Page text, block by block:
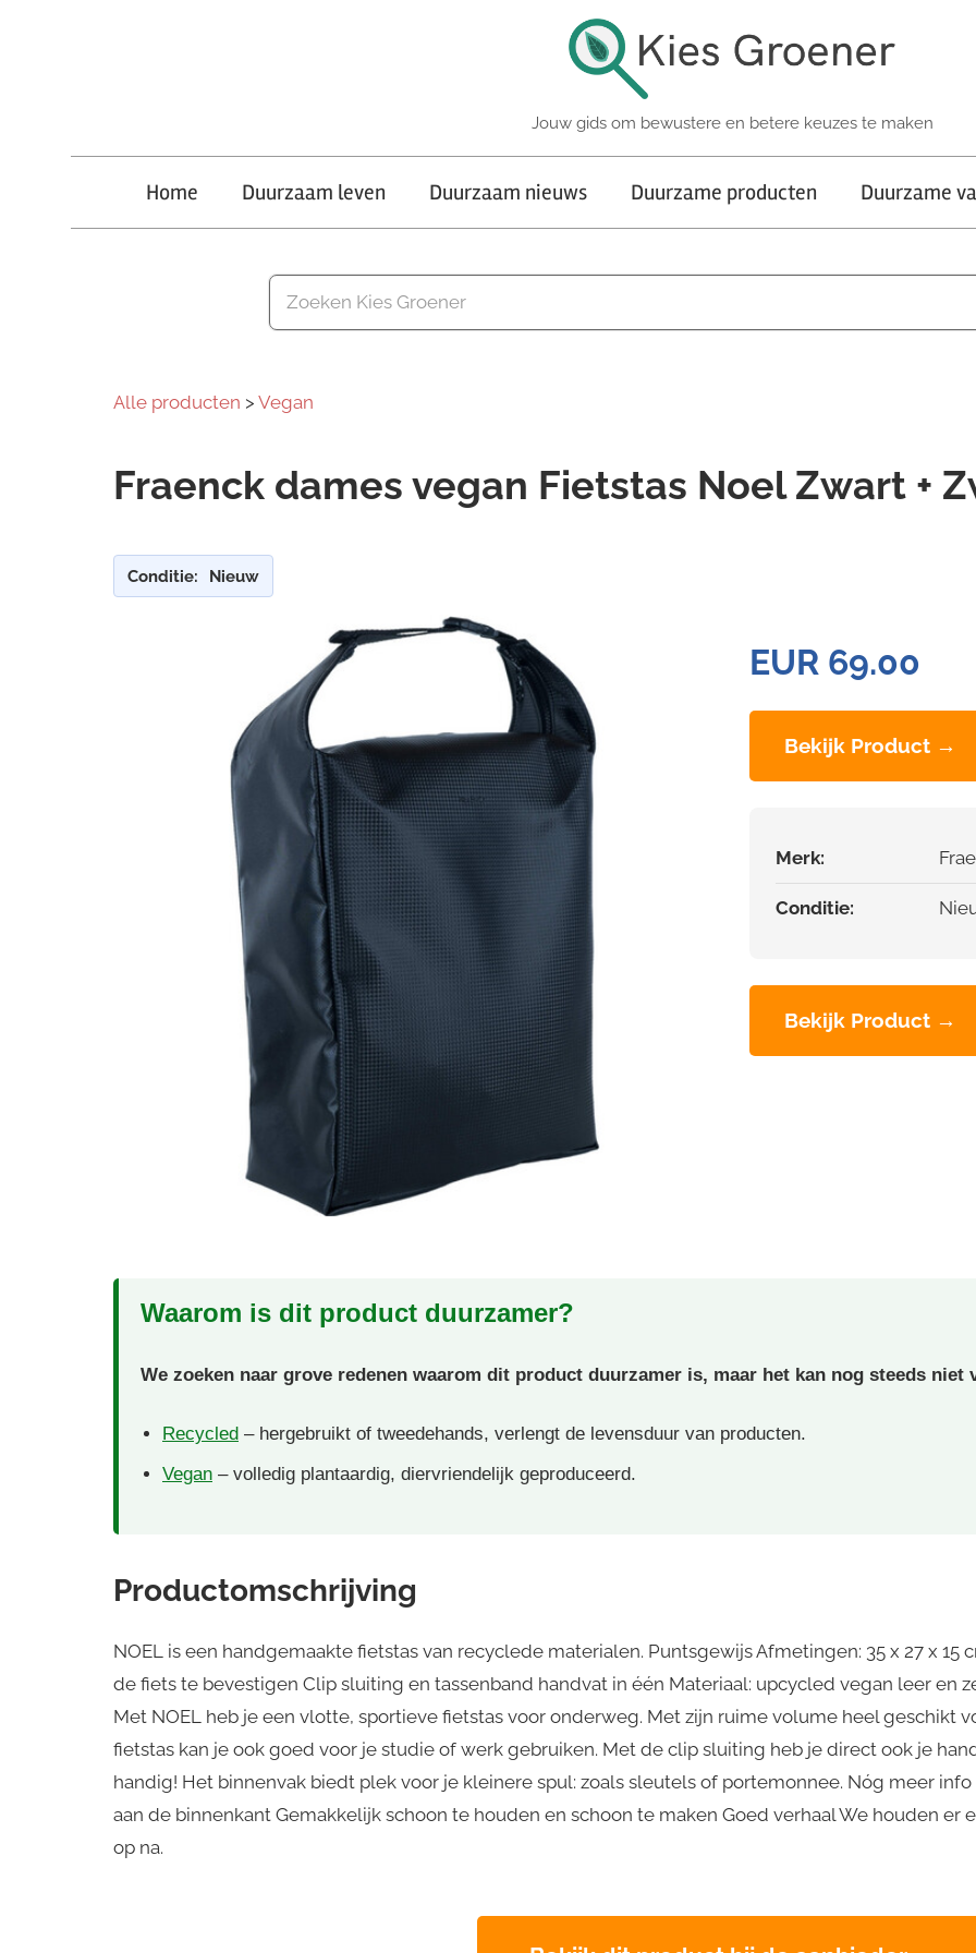
Kies
Groener
Jouw gids om bewustere en betere keuzes te maken
Home Duurzaam leven Duurzaam nieuws Duurzame producten Duurzame
Alle producten > Vegan
Fraenck dames vegan Fietstas Noel Zwart +
Conditie: Nieuw
EUR 69.00
Bekijk Product →
Merk:
Conditie:
Bekijk Product →
Waarom is dit product duurzamer?
We zoeken naar grove redenen waarom dit product duurzamer is, maar het kan nog steeds niet
Recycled – hergebruikt of tweedehands, verlengt de levensduur van producten.
Vegan – volledig plantaardig, diervriendelijk geproduceerd.
Productomschrijving
NOEL is een handgemaakte fietstas van recyclede materialen. Puntsgewijs Afmetingen: 35 x 27 x 15
de fiets te bevestigen Clip sluiting en tassenband handvat in één Materiaal: upcycled vegan leer en
Met NOEL heb je een vlotte, sportieve fietstas voor onderweg. Met zijn ruime volume heel geschikt
fietstas kan je ook goed voor je studie of werk gebruiken. Met de clip sluiting heb je direct ook je
handig! Het binnenvak biedt plek voor je kleinere spul: zoals sleutels of portemonnee. Nóg meer info
aan de binnenkant Gemakkelijk schoon te houden en schoon te maken Goed verhaal We houden er
op na.